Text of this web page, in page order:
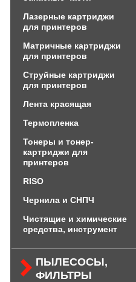
Лазерные картриджи
для принтеров
Матричные картриджи
для принтеров
Струйные картриджи
для принтеров
Лента красящая
Термопленка
Тонеры и тонер-
картриджи для
принтеров
RISO
Чернила и СНПЧ
Чистящие и химические
средства, инструмент
ПЫЛЕСОСЫ,
ФИЛЬТРЫ